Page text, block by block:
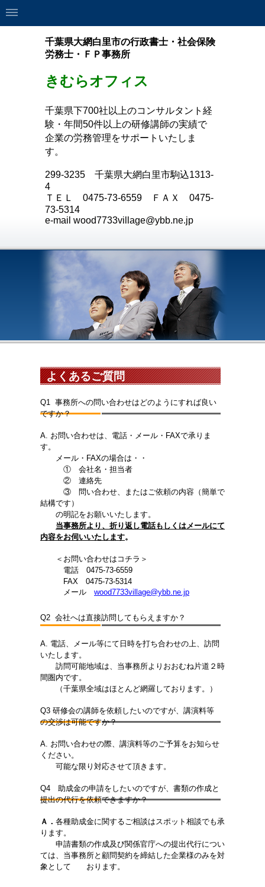
千葉県大網白里市の行政書士・社会保険
労務士・ＦＰ事務所
きむらオフィス
千葉県下700社以上のコンサルタント経
験・年間50件以上の研修講師の実績で
企業の労務管理をサポートいたしま
す。
299-3235 千葉県大網白里市駒込1313-
4
ＴＥＬ 0475-73-6559 ＦＡＸ 0475-
73-5314
e-mail wood7733village@ybb.ne.jp
よくあるご質問
Q1 事務所への問い合わせはどのようにすれば良い
ですか？
A. お問い合わせは、電話・メール・FAXで承りま
す。
メール・FAXの場合は・・
① 会社名・担当者
② 連絡先
③ 問い合わせ、またはご依頼の内容（簡単で
結構です）
の明記をお願いいたします。
当事務所より、折り返し電話もしくはメールにて
内容をお伺いいたします。
＜お問い合わせはコチラ＞
電話 0475-73-6559
FAX 0475-73-5314
メール wood7733village@ybb.ne.jp
Q2 会社へは直接訪問してもらえますか？
A. 電話、メール等にて日時を打ち合わせの上、訪問
いたします。
訪問可能地域は、当事務所よりおおむね片道２時
間圏内です。
（千葉県全域はほとんど網羅しております。）
Q3 研修会の講師を依頼したいのですが、講演料等
の交渉は可能ですか？
A. お問い合わせの際、講演料等のご予算をお知らせ
ください。
可能な限り対応させて頂きます。
Q4 助成金の申請をしたいのですが、書類の作成と
提出の代行を依頼できますか？
Ａ． 各種助成金に関するご相談はスポット相談でも承
ります。
申請書類の作成及び関係官庁への提出代行につい
ては、 当事務所と顧問契約を締結した企業様のみを対
象として おります。